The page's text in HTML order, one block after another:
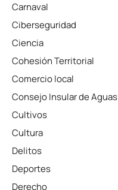
Carnaval
Ciberseguridad
Ciencia
Cohesión Territorial
Comercio local
Consejo Insular de Aguas
Cultivos
Cultura
Delitos
Deportes
Derecho